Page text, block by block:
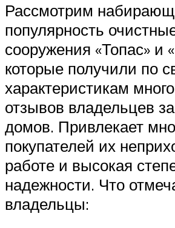
Рассмотрим
популярность
сооружения «Топас» и
которые получили по
характеристикам
отзывов владельцев
домов. Привлекает
покупателей их
работе и высокая
надежности. Что
владельцы: